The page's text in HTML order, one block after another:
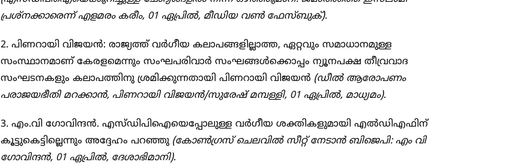
പ്രശ്‌നക്കാരെന്ന് എളമരം കരീം, 01 ഏപ്രില്‍, മീഡിയ വണ്‍ ഫേസ്ബുക്).
2. പിണറായി വിജയന്‍: രാജ്യത്ത് വര്‍ഗീയ കലാപങ്ങളില്ലാത്ത, ഏറ്റവും സമാധാനമുള്ള
സംസ്ഥാനമാണ് കേരളമെന്നും സംഘപരിവാര്‍ സംഘങ്ങള്‍ക്കൊപ്പം ന്യൂനപക്ഷ തീവ്രവാദ
സംഘടനകളും കലാപത്തിനു ശ്രമിക്കുന്നതായി പിണറായി വിജയന്‍ (ഡീല്‍ ആരോപണം
പരാജയഭീതി മറക്കാന്‍, പിണറായി വിജയന്‍/സുരേഷ് മമ്പള്ളി, 01 ഏപ്രില്‍, മാധ്യമം).
3. എം.വി ഗോവിന്ദന്‍. എസ്ഡിപിഐയെപ്പോലുള്ള വര്‍ഗീയ ശക്തികളുമായി എല്‍ഡിഎഫിന്
കൂട്ടുകെട്ടില്ലെന്നും അദ്ദേഹം പറഞ്ഞു (കോണ്‍ഗ്രസ് ചെലവില്‍ സീറ്റ് നേടാന്‍ ബിജെപി: എം വി
ഗോവിന്ദന്‍, 01 ഏപ്രില്‍, ദേശാഭിമാനി).